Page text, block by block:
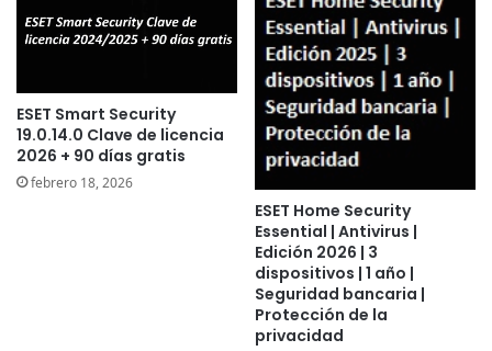
ESET Smart Security
19.0.14.0 Clave de licencia
2026 + 90 días gratis
febrero 18, 2026
ESET Home Security
Essential | Antivirus |
Edición 2026 | 3
dispositivos | 1 año |
Seguridad bancaria |
Protección de la
privacidad